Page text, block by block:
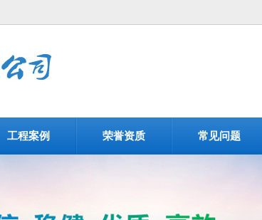
工程案例 荣誉资质 常见问题